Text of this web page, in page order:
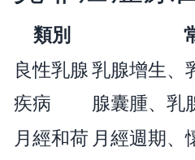
類別
良性乳腺
疾病
乳腺增生、
腺囊腫、乳
月經和荷 月經週期、